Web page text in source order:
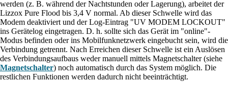
werden (z. B. während der Nachtstunden oder Lagerung), arbeitet der
Lizzox Pure Flood bis 3,4 V normal. Ab dieser Schwelle wird das
Modem deaktiviert und der Log-Eintrag "UV MODEM LOCKOUT"
ins Gerätelog eingetragen. D. h. sollte sich das Gerät im "online"-
Modus befinden oder ins Mobilfunknetzwerk eingebucht sein, wird die
Verbindung getrennt. Nach Erreichen dieser Schwelle ist ein Auslösen
des Verbindungsaufbaus weder manuell mittels Magnetschalter (siehe
Magnetschalter) noch automatisch durch das System möglich. Die
restlichen Funktionen werden dadurch nicht beeinträchtigt.